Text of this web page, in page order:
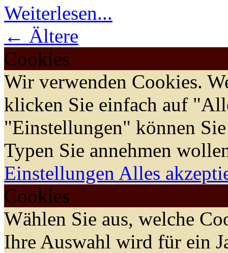
Weiterlesen...
← Ältere
Cookies
Wir verwenden Cookies.
klicken Sie einfach auf
"Einstellungen" können
Typen Sie annehmen
Einstellungen Alles
Cookies
Wählen Sie aus, welche
Ihre Auswahl wird für ein